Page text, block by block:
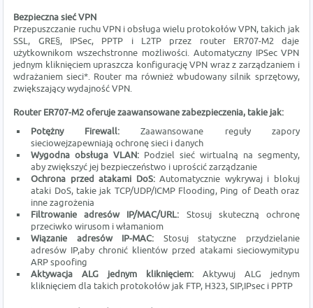
Bezpieczna sieć VPN
Przepuszczanie ruchu VPN i obsługa wielu protokołów VPN, takich jak
SSL, GRE§, IPSec, PPTP i L2TP przez router ER707-M2 daje
użytkownikom wszechstronne możliwości. Automatyczny IPSec VPN
jednym kliknięciem upraszcza konfigurację VPN wraz z zarządzaniem i
wdrażaniem sieci*. Router ma również wbudowany silnik sprzętowy,
zwiększający wydajność VPN.
Router ER707-M2 oferuje zaawansowane zabezpieczenia, takie jak:
Potężny Firewall: Zaawansowane reguły zapory
sieciowejzapewniają ochronę sieci i danych
Wygodna obsługa VLAN: Podziel sieć wirtualną na segmenty,
aby zwiększyć jej bezpieczeństwo i uprościć zarządzanie
Ochrona przed atakami DoS:Automatycznie wykrywaj i blokuj
ataki DoS, takie jak TCP/UDP/ICMP Flooding, Ping of Death oraz
inne zagrożenia
Filtrowanie adresów IP/MAC/URL: Stosuj skuteczną ochronę
przeciwko wirusom i włamaniom
Wiązanie adresów IP-MAC: Stosuj statyczne przydzielanie
adresów IP,aby chronić klientów przed atakami sieciowymitypu
ARP spoofing
Aktywacja ALG jednym kliknięciem: Aktywuj ALG jednym
kliknięciem dla takich protokołów jak FTP, H323, SIP,IPsec i PPTP